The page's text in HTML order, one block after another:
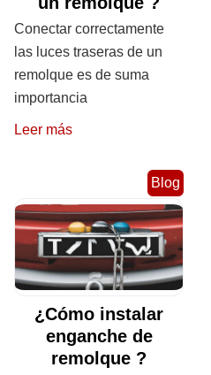
Conectar correctamente
las luces traseras de un
remolque es de suma
importancia
Leer más
Blog
¿Cómo instalar
enganche de
remolque ?